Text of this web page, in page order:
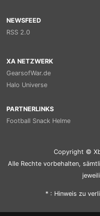
NEWSFEED
RSS 2.0
XA NETZWERK
GearsofWar.de
Halo Universe
PARTNERLINKS
Football Snack Helme
Copyright ©
Alle Rechte vorbehalten,
* : Hinweis zu